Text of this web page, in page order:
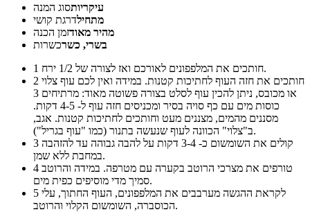
עיקריותסוג המנה
מתחילדרגת קושי
מהיר מאודזמן הכנה
בשרי, כשרכשרות
1
חותכים את המלפפונים לאורכם ואז לצורה של 1/2 ירח.
2
או מכובס, ניתן להכין עוף לסלט בצורה פשוטה מאוד: מרתיחים 3
כוסות מים עם כף סויה בסיר ומכניסים חזה עוף ל- 4-5 דקות.
מסננים מהמים, מצננים מעט וחותכים לחתיכות קטנות. אגב,
ב"צלוי" הכוונה לעוף שנעשה בתנור (כמו "עוף בגריל").
3
במחבת ללא שמן.
4
סמיך מדי מוסיפים כפית מים.
5
הכוסברה, השומשום הקלוי והרוטב.